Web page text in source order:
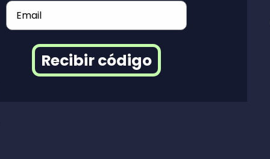
Email
Recibir código